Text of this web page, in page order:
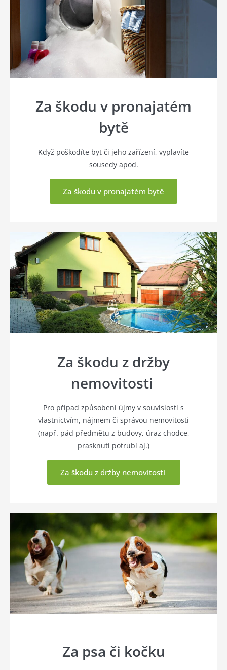
Za škodu v pronajatém
bytě
Když poškodíte byt či jeho zařízení, vyplavíte
sousedy apod.
Za škodu v pronajatém bytě
Za škodu z držby
nemovitosti
Pro případ způsobení újmy v souvislosti s
vlastnictvím, nájmem či správou nemovitosti
(např. pád předmětu z budovy, úraz chodce,
prasknutí potrubí aj.)
Za škodu z držby nemovitosti
Za psa či kočku